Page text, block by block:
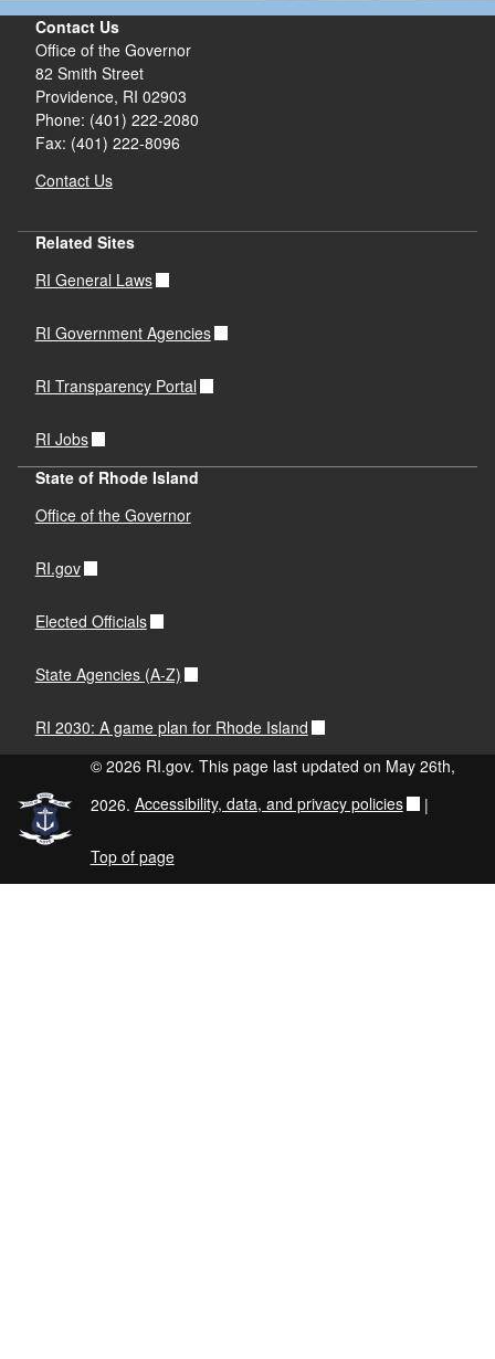
Contact Us
Office of the Governor
82 Smith Street
Providence, RI 02903
Phone: (401) 222-2080
Fax: (401) 222-8096
Contact Us
Related Sites
RI General Laws
RI Government Agencies
RI Transparency Portal
RI Jobs
State of Rhode Island
Office of the Governor
RI.gov
Elected Officials
State Agencies (A-Z)
RI 2030: A game plan for Rhode Island
© 2026 RI.gov. This page last updated on May 26th,
2026. Accessibility, data, and privacy policies |
Top of page